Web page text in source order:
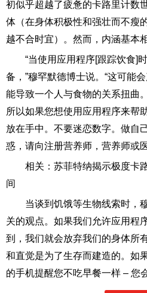
初似乎超越了疲惫的卡路里计数
体（在身体积极性和强壮而不瘦
越不合时宜）。然而，内涵基本相
“当使用应用程序[跟踪饮食]
备，”穆罕默德博士说。“这可能
能导致一个人与食物的关系扭曲
所以如果您想使用应用程序来帮
放在手中。不要迷恋数字。做自
惑，请向注册营养师，营养师或
相关：苏菲特纳揭示极度卡
间
当谈到饥饿等生物线索时，
关的观点。如果我们允许应用程
到，我们就会放弃我们的身体所
和直觉是为了生存而建造的。如
的手机提醒您不吃早餐一样 – 您